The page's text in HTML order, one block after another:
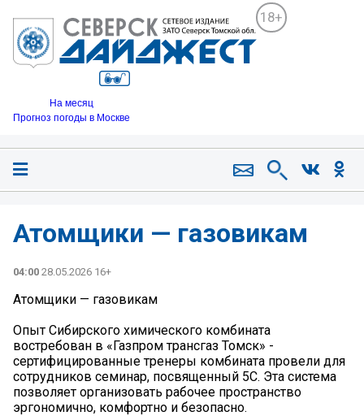
18+
На месяц
Прогноз погоды в Москве
Атомщики — газовикам
04:00 28.05.2026 16+
Атомщики — газовикам
Опыт Сибирского химического комбината
востребован в «Газпром трансгаз Томск» -
сертифицированные тренеры комбината провели для
сотрудников семинар, посвященный 5С. Эта система
позволяет организовать рабочее пространство
эргономично, комфортно и безопасно.